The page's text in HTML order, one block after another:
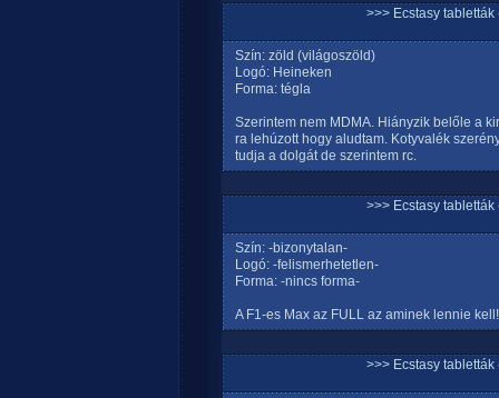
>>> Ecstasy tabletták
Szín: zöld (világoszöld)
Logó: Heineken
Forma: tégla
Szerintem nem MDMA. Hiányzik belőle a
ra lehúzott hogy aludtam. Kotyvalék
tudja a dolgát de szerintem rc.
>>> Ecstasy tabletták
Szín: -bizonytalan-
Logó: -felismerhetetlen-
Forma: -nincs forma-
A F1-es Max az FULL az aminek lennie kell!
>>> Ecstasy tabletták